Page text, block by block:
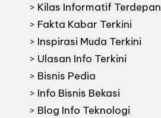
> Kilas Informatif Terdepan
> Fakta Kabar Terkini
> Inspirasi Muda Terkini
> Ulasan Info Terkini
> Bisnis Pedia
> Info Bisnis Bekasi
> Blog Info Teknologi